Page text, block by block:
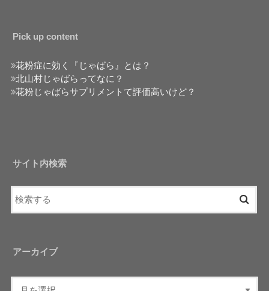
Pick up content
花粉症に効く『じゃばら』とは？
北山村じゃばらってなに？
花粉じゃばらサプリメントて評価高いけど？
サイト内検索
アーカイブ